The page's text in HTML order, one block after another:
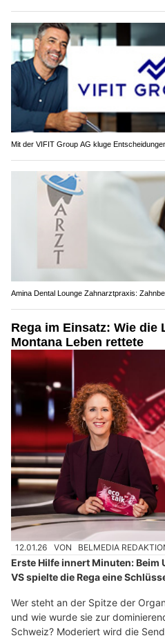
Mit der VIFIT Group AG kluge
Amina Dental Lounge Zahnarztpraxis:
Rega im Einsatz: Wie
Montana Leben rettete
12.01.26 VON BELMEDIA
Erste Hilfe innert Minuten:
VS spielte die Rega eine
Wer steht an der Spitze der
und wie wurde sie zur
Schweiz? Moderiert wird die